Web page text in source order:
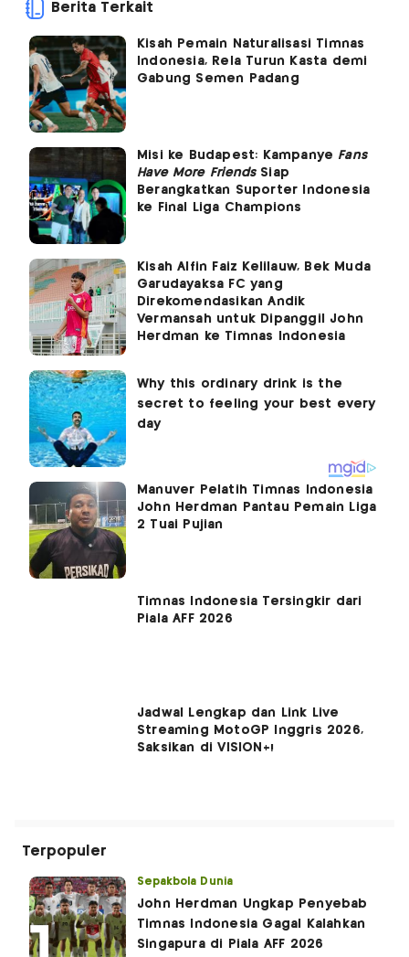
Berita Terkait
Kisah Pemain Naturalisasi Timnas
Indonesia, Rela Turun Kasta demi
Gabung Semen Padang
Misi ke Budapest: Kampanye Fans
Have More FriendsSiap
Berangkatkan Suporter Indonesia
ke Final Liga Champions
Kisah Alfin Faiz Kelilauw, Bek Muda
Garudayaksa FC yang
Direkomendasikan Andik
Vermansah untuk Dipanggil John
Herdman ke Timnas Indonesia
Manuver Pelatih Timnas Indonesia
John Herdman Pantau Pemain Liga
2 Tuai Pujian
Timnas Indonesia Tersingkir dari
Piala AFF 2026
Jadwal Lengkap dan Link Live
Streaming MotoGP Inggris 2026,
Saksikan di VISION+!
Terpopuler
Sepakbola Dunia
John Herdman Ungkap Penyebab
Timnas Indonesia Gagal Kalahkan
Singapura di Piala AFF 2026